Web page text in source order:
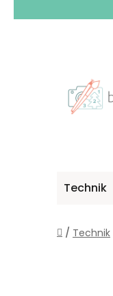
Technik
Startseite
/ Technik